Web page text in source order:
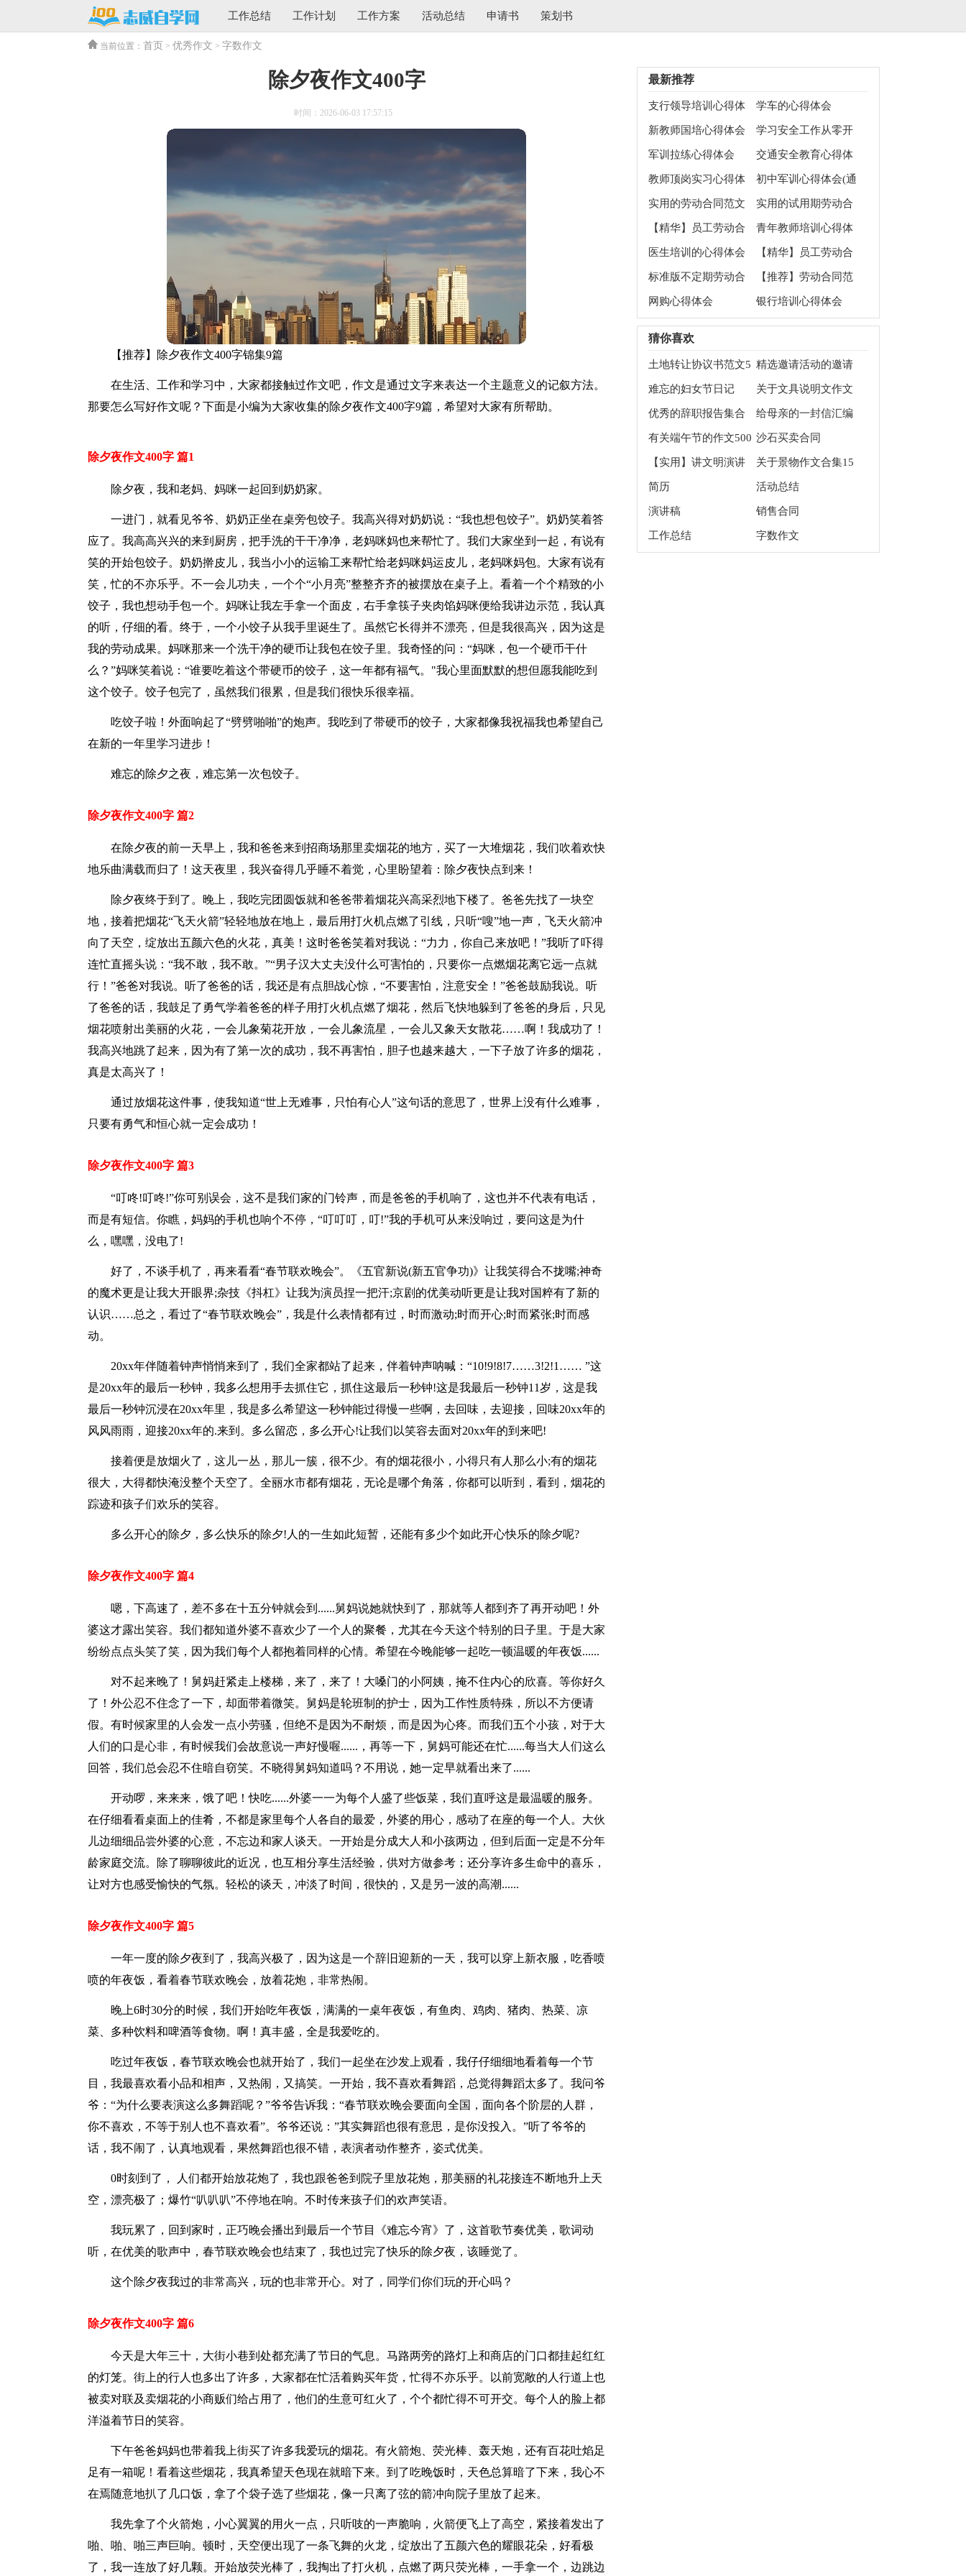
工作总结 工作计划 工作方案 活动总结 申请书 策划书
当前位置： 首页 > 优秀作文 > 字数作文
除夕夜作文400字
时间：2026-06-03 17:57:15
【推荐】除夕夜作文400字锦集9篇
在生活、工作和学习中，大家都接触过作文吧，作文是通过文字来表达一个主题意义的记叙方法。
那要怎么写好作文呢？下面是小编为大家收集的除夕夜作文400字9篇，希望对大家有所帮助。
除夕夜作文400字 篇1
除夕夜，我和老妈、妈咪一起回到奶奶家。
一进门，就看见爷爷、奶奶正坐在桌旁包饺子。我高兴得对奶奶说：“我也想包饺子”。奶奶笑着答
应了。我高高兴兴的来到厨房，把手洗的干干净净，老妈咪妈也来帮忙了。我们大家坐到一起，有说有
笑的开始包饺子。奶奶擀皮儿，我当小小的运输工来帮忙给老妈咪妈运皮儿，老妈咪妈包。大家有说有
笑，忙的不亦乐乎。不一会儿功夫，一个个“小月亮”整整齐齐的被摆放在桌子上。看着一个个精致的小
饺子，我也想动手包一个。妈咪让我左手拿一个面皮，右手拿筷子夹肉馅妈咪便给我讲边示范，我认真
的听，仔细的看。终于，一个小饺子从我手里诞生了。虽然它长得并不漂亮，但是我很高兴，因为这是
我的劳动成果。妈咪那来一个洗干净的硬币让我包在饺子里。我奇怪的问：“妈咪，包一个硬币干什
么？”妈咪笑着说：“谁要吃着这个带硬币的饺子，这一年都有福气。"我心里面默默的想但愿我能吃到
这个饺子。饺子包完了，虽然我们很累，但是我们很快乐很幸福。
吃饺子啦！外面响起了“劈劈啪啪”的炮声。我吃到了带硬币的饺子，大家都像我祝福我也希望自己
在新的一年里学习进步！
难忘的除夕之夜，难忘第一次包饺子。
除夕夜作文400字 篇2
在除夕夜的前一天早上，我和爸爸来到招商场那里卖烟花的地方，买了一大堆烟花，我们吹着欢快
地乐曲满载而归了！这天夜里，我兴奋得几乎睡不着觉，心里盼望着：除夕夜快点到来！
除夕夜终于到了。晚上，我吃完团圆饭就和爸爸带着烟花兴高采烈地下楼了。爸爸先找了一块空
地，接着把烟花“飞天火箭”轻轻地放在地上，最后用打火机点燃了引线，只听“嗖”地一声，飞天火箭冲
向了天空，绽放出五颜六色的火花，真美！这时爸爸笑着对我说：“力力，你自己来放吧！”我听了吓得
连忙直摇头说：“我不敢，我不敢。”“男子汉大丈夫没什么可害怕的，只要你一点燃烟花离它远一点就
行！”爸爸对我说。听了爸爸的话，我还是有点胆战心惊，“不要害怕，注意安全！”爸爸鼓励我说。听
了爸爸的话，我鼓足了勇气学着爸爸的样子用打火机点燃了烟花，然后飞快地躲到了爸爸的身后，只见
烟花喷射出美丽的火花，一会儿象菊花开放，一会儿象流星，一会儿又象天女散花……啊！我成功了！
我高兴地跳了起来，因为有了第一次的成功，我不再害怕，胆子也越来越大，一下子放了许多的烟花，
真是太高兴了！
通过放烟花这件事，使我知道“世上无难事，只怕有心人”这句话的意思了，世界上没有什么难事，
只要有勇气和恒心就一定会成功！
除夕夜作文400字 篇3
“叮咚!叮咚!”你可别误会，这不是我们家的门铃声，而是爸爸的手机响了，这也并不代表有电话，
而是有短信。你瞧，妈妈的手机也响个不停，“叮叮叮，叮!”我的手机可从来没响过，要问这是为什
么，嘿嘿，没电了!
好了，不谈手机了，再来看看“春节联欢晚会”。《五官新说(新五官争功)》让我笑得合不拢嘴;神奇
的魔术更是让我大开眼界;杂技《抖杠》让我为演员捏一把汗;京剧的优美动听更是让我对国粹有了新的
认识……总之，看过了“春节联欢晚会”，我是什么表情都有过，时而激动;时而开心;时而紧张;时而感
动。
20xx年伴随着钟声悄悄来到了，我们全家都站了起来，伴着钟声呐喊：“10!9!8!7……3!2!1…… ”这
是20xx年的最后一秒钟，我多么想用手去抓住它，抓住这最后一秒钟!这是我最后一秒钟11岁，这是我
最后一秒钟沉浸在20xx年里，我是多么希望这一秒钟能过得慢一些啊，去回味，去迎接，回味20xx年的
风风雨雨，迎接20xx年的.来到。多么留恋，多么开心!让我们以笑容去面对20xx年的到来吧!
接着便是放烟火了，这儿一丛，那儿一簇，很不少。有的烟花很小，小得只有人那么小;有的烟花
很大，大得都快淹没整个天空了。全丽水市都有烟花，无论是哪个角落，你都可以听到，看到，烟花的
踪迹和孩子们欢乐的笑容。
多么开心的除夕，多么快乐的除夕!人的一生如此短暂，还能有多少个如此开心快乐的除夕呢?
除夕夜作文400字 篇4
嗯，下高速了，差不多在十五分钟就会到......舅妈说她就快到了，那就等人都到齐了再开动吧！外
婆这才露出笑容。我们都知道外婆不喜欢少了一个人的聚餐，尤其在今天这个特别的日子里。于是大家
纷纷点点头笑了笑，因为我们每个人都抱着同样的心情。希望在今晚能够一起吃一顿温暖的年夜饭......
对不起来晚了！舅妈赶紧走上楼梯，来了，来了！大嗓门的小阿姨，掩不住内心的欣喜。等你好久
了！外公忍不住念了一下，却面带着微笑。舅妈是轮班制的护士，因为工作性质特殊，所以不方便请
假。有时候家里的人会发一点小劳骚，但绝不是因为不耐烦，而是因为心疼。而我们五个小孩，对于大
人们的口是心非，有时候我们会故意说一声好慢喔......，再等一下，舅妈可能还在忙......每当大人们这么
回答，我们总会忍不住暗自窃笑。不晓得舅妈知道吗？不用说，她一定早就看出来了......
开动啰，来来来，饿了吧！快吃......外婆一一为每个人盛了些饭菜，我们直呼这是最温暖的服务。
在仔细看看桌面上的佳肴，不都是家里每个人各自的最爱，外婆的用心，感动了在座的每一个人。大伙
儿边细细品尝外婆的心意，不忘边和家人谈天。一开始是分成大人和小孩两边，但到后面一定是不分年
龄家庭交流。除了聊聊彼此的近况，也互相分享生活经验，供对方做参考；还分享许多生命中的喜乐，
让对方也感受愉快的气氛。轻松的谈天，冲淡了时间，很快的，又是另一波的高潮......
除夕夜作文400字 篇5
一年一度的除夕夜到了，我高兴极了，因为这是一个辞旧迎新的一天，我可以穿上新衣服，吃香喷
喷的年夜饭，看着春节联欢晚会，放着花炮，非常热闹。
晚上6时30分的时候，我们开始吃年夜饭，满满的一桌年夜饭，有鱼肉、鸡肉、猪肉、热菜、凉
菜、多种饮料和啤酒等食物。啊！真丰盛，全是我爱吃的。
吃过年夜饭，春节联欢晚会也就开始了，我们一起坐在沙发上观看，我仔仔细细地看着每一个节
目，我最喜欢看小品和相声，又热闹，又搞笑。一开始，我不喜欢看舞蹈，总觉得舞蹈太多了。我问爷
爷：“为什么要表演这么多舞蹈呢？”爷爷告诉我：“春节联欢晚会要面向全国，面向各个阶层的人群，
你不喜欢，不等于别人也不喜欢看”。爷爷还说：”其实舞蹈也很有意思，是你没投入。”听了爷爷的
话，我不闹了，认真地观看，果然舞蹈也很不错，表演者动作整齐，姿式优美。
0时刻到了， 人们都开始放花炮了，我也跟爸爸到院子里放花炮，那美丽的礼花接连不断地升上天
空，漂亮极了；爆竹“叭叭叭”不停地在响。不时传来孩子们的欢声笑语。
我玩累了，回到家时，正巧晚会播出到最后一个节目《难忘今宵》了，这首歌节奏优美，歌词动
听，在优美的歌声中，春节联欢晚会也结束了，我也过完了快乐的除夕夜，该睡觉了。
这个除夕夜我过的非常高兴，玩的也非常开心。对了，同学们你们玩的开心吗？
除夕夜作文400字 篇6
今天是大年三十，大街小巷到处都充满了节日的气息。马路两旁的路灯上和商店的门口都挂起红红
的灯笼。街上的行人也多出了许多，大家都在忙活着购买年货，忙得不亦乐乎。以前宽敞的人行道上也
被卖对联及卖烟花的小商贩们给占用了，他们的生意可红火了，个个都忙得不可开交。每个人的脸上都
洋溢着节日的笑容。
下午爸爸妈妈也带着我上街买了许多我爱玩的烟花。有火箭炮、荧光棒、轰天炮，还有百花吐焰足
足有一箱呢！看着这些烟花，我真希望天色现在就暗下来。到了吃晚饭时，天色总算暗了下来，我心不
在焉随意地扒了几口饭，拿了个袋子选了些烟花，像一只离了弦的箭冲向院子里放了起来。
我先拿了个火箭炮，小心翼翼的用火一点，只听吱的一声脆响，火箭便飞上了高空，紧接着发出了
啪、啪、啪三声巨响。顿时，天空便出现了一条飞舞的火龙，绽放出了五颜六色的耀眼花朵，好看极
了，我一连放了好几颗。开始放荧光棒了，我掏出了打火机，点燃了两只荧光棒，一手拿一个，边跳边
最新推荐
支行领导培训心得体
会5篇
学车的心得体会
新教师国培心得体会
学习安全工作从零开
始,向零奋斗安全理念
的体会范文
军训拉练心得体会
交通安全教育心得体
会（精选5篇）
教师顶岗实习心得体
会
初中军训心得体会(通
用15篇)
实用的劳动合同范文
汇总九篇
实用的试用期劳动合
同范文合集7篇
【精华】员工劳动合
同3篇
青年教师培训心得体
会
医生培训的心得体会
【精华】员工劳动合
同9篇
标准版不定期劳动合
同
【推荐】劳动合同范
文汇编9篇
网购心得体会 银行培训心得体会
猜你喜欢
土地转让协议书范文5
篇
精选邀请活动的邀请
函集锦6篇
难忘的妇女节日记
关于文具说明文作文
十篇
优秀的辞职报告集合
五篇
给母亲的一封信汇编
11篇
有关端午节的作文500
字8篇
沙石买卖合同
【实用】讲文明演讲
稿4篇
关于景物作文合集15
篇
简历 活动总结
演讲稿 销售合同
工作总结 字数作文